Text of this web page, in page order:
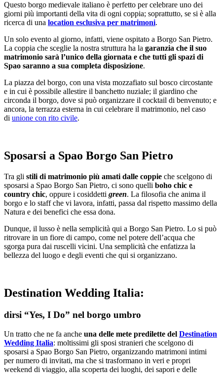
Questo borgo medievale italiano è perfetto per celebrare uno dei
giorni più importanti della vita di ogni coppia; soprattutto, se si è alla
ricerca di una location esclusiva per matrimoni.
Un solo evento al giorno, infatti, viene ospitato a Borgo San Pietro.
La coppia che sceglie la nostra struttura ha la garanzia che il suo
matrimonio sarà l’unico della giornata e che tutti gli spazi di
Spao saranno a sua completa disposizione.
La piazza del borgo, con una vista mozzafiato sul bosco circostante
e in cui è possibile allestire il banchetto nuziale; il giardino che
circonda il borgo, dove si può organizzare il cocktail di benvenuto; e
ancora, la terrazza esterna in cui celebrare il matrimonio, nel caso
di unione con rito civile.
Sposarsi a Spao Borgo San Pietro
Tra gli stili di matrimonio più amati dalle coppie che scelgono di
sposarsi a Spao Borgo San Pietro, ci sono quelli boho chic e
country chic, oppure i cosiddetti green. La filosofia che anima il
borgo e lo staff che vi lavora, infatti, passa dal rispetto massimo della
Natura e dei benefici che essa dona.
Dunque, il lusso è nella semplicità qui a Borgo San Pietro. Lo si può
ritrovare in un fiore di campo, come nel potere dell’acqua che
sgorga pura dai ruscelli vicini. Una semplicità che enfatizza la
bellezza del luogo e degli eventi che qui si organizzano.
Destination Wedding Italia:
dirsi “Yes, I Do” nel borgo umbro
Un tratto che ne fa anche una delle mete predilette del Destination
Wedding Italia: moltissimi gli sposi stranieri che scelgono di
sposarsi a Spao Borgo San Pietro, organizzando matrimoni intimi
per numero di invitati, ma che si trasformano in veri e propri
weekend di viaggio, alla scoperta dei luoghi, dei sapori e delle